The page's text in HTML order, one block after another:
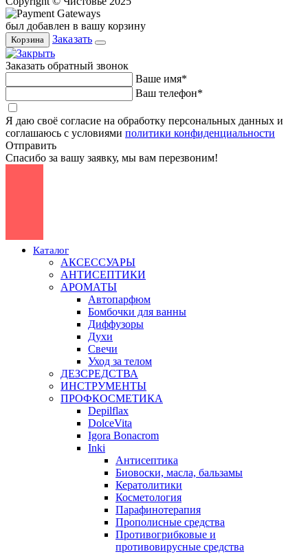
был добавлен в вашу корзину
Корзина Заказать
Заказать обратный звонок
Ваше имя*
Ваш телефон*
Я даю своё согласие на обработку персональных данных и
соглашаюсь с условиями политики конфиденциальности
Отправить
Спасибо за вашу заявку, мы вам перезвоним!
Каталог
АКСЕССУАРЫ
АНТИСЕПТИКИ
АРОМАТЫ
Автопарфюм
Бомбочки для ванны
Диффузоры
Духи
Свечи
Уход за телом
ДЕЗСРЕДСТВА
ИНСТРУМЕНТЫ
ПРОФКОСМЕТИКА
Depilflax
DolceVita
Igora Bonacrom
Inki
Антисептика
Биовоски, масла, бальзамы
Кератолитики
Косметология
Парафинотерапия
Прополисные средства
Противогрибковые и
противовирусные средства